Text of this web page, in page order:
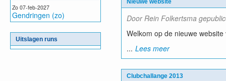
Zo 07-feb-2027
Gendringen (zo)
Uitslagen runs
Nieuwe website
Door Rein Folkertsma
Welkom op de nieuwe
... Lees meer
Clubchallange 2013